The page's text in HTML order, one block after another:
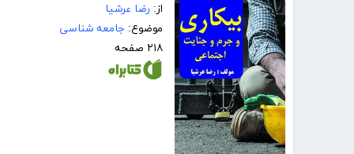
از: رضا عرشیا
موضوع: جامعه شناسی
۲۱۸ صفحه